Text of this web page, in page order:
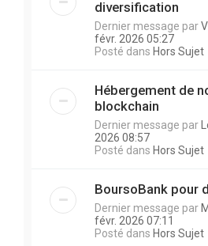
diversification
Dernier message par
févr. 2026 05:27
Posté dans Hors Sujet
Hébergement de
blockchain
Dernier message par
2026 08:57
Posté dans Hors Sujet
BoursoBank pour
Dernier message par
févr. 2026 07:11
Posté dans Hors Sujet